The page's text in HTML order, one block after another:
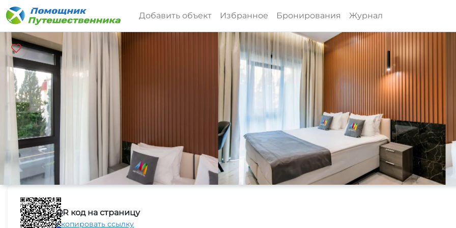
Добавить объект Избранное Бронирования Журнал
QR код на страницу
Скопировать ссылку